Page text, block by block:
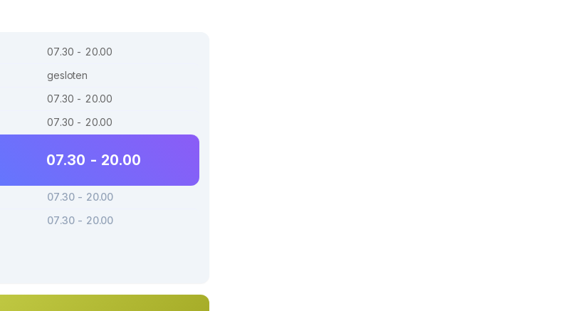
07.30 - 20.00
gesloten
07.30 - 20.00
07.30 - 20.00
07.30 - 20.00
07.30 - 20.00
07.30 - 20.00